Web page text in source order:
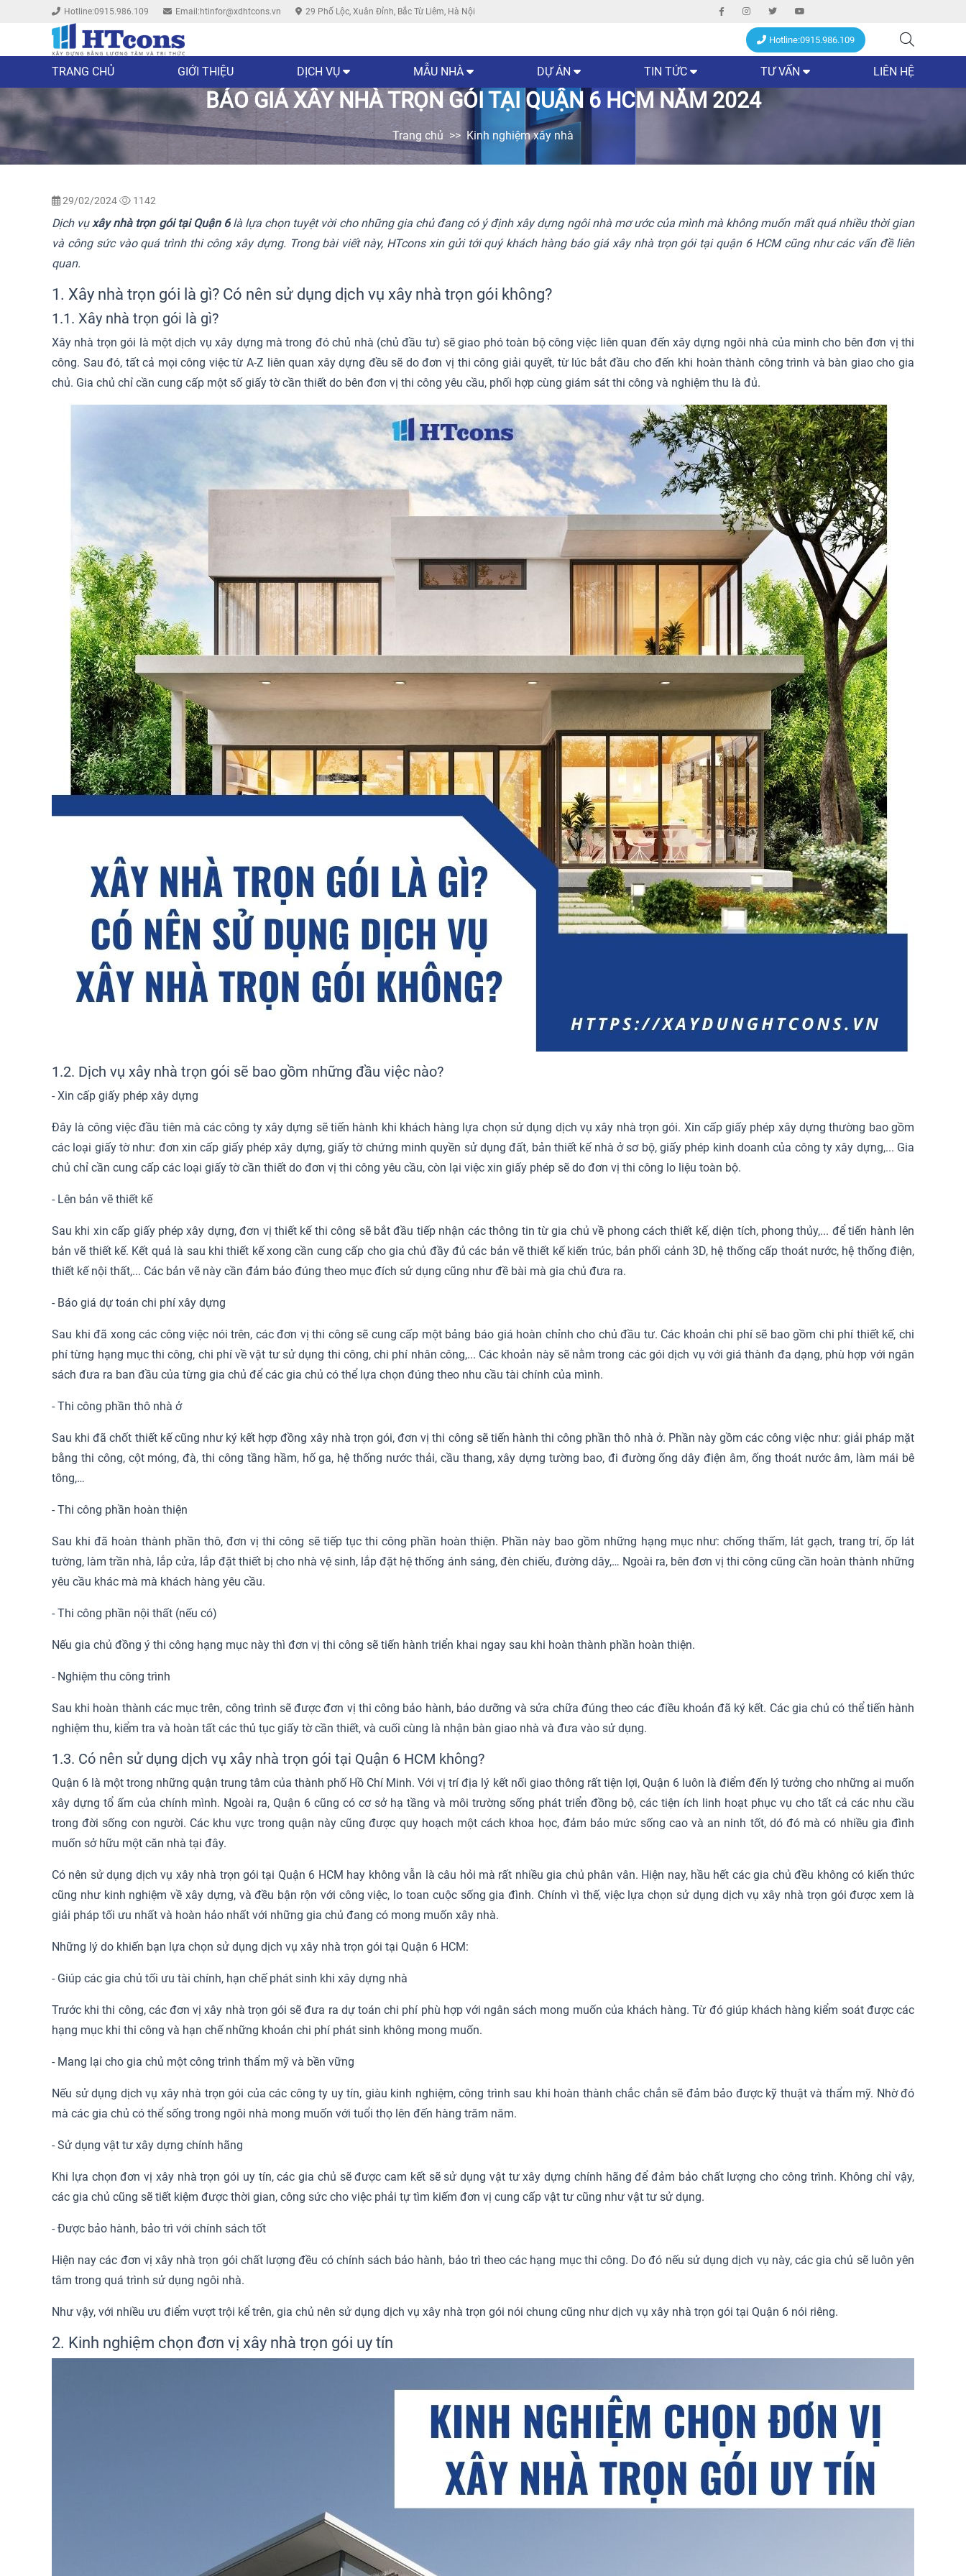
Hotline:0915.986.109 Email:htinfor@xdhtcons.vn 29 Phố Lộc, Xuân Đỉnh, Bắc Từ Liêm, Hà Nội
Hotline:0915.986.109
TRANG CHỦ GIỚI THIỆU DỊCH VỤ MẪU NHÀ DỰ ÁN TIN TỨC TƯ VẤN LIÊN HỆ
BÁO GIÁ XÂY NHÀ TRỌN GÓI TẠI QUẬN 6 HCM NĂM 2024
Trang chủ Kinh nghiệm xây nhà
29/02/2024 1142
Dịch vụxây nhà trọn gói tại Quận 6là lựa chọn tuyệt vời cho những gia chủ đang có ý định xây dựng ngôi nhà mơ ước của mình mà không muốn mất quá nhiều thời gian
và công sức vào quá trình thi công xây dựng. Trong bài viết này, HTcons xin gửi tới quý khách hàng báo giá xây nhà trọn gói tại quận 6 HCM cũng như các vấn đề liên
quan.
1. Xây nhà trọn gói là gì? Có nên sử dụng dịch vụ xây nhà trọn gói không?
1.1. Xây nhà trọn gói là gì?
Xây nhà trọn gói là một dịch vụ xây dựng mà trong đó chủ nhà (chủ đầu tư) sẽ giao phó toàn bộ công việc liên quan đến xây dựng ngôi nhà của mình cho bên đơn vị thi
công. Sau đó, tất cả mọi công việc từ A-Z liên quan xây dựng đều sẽ do đơn vị thi công giải quyết, từ lúc bắt đầu cho đến khi hoàn thành công trình và bàn giao cho gia
chủ. Gia chủ chỉ cần cung cấp một số giấy tờ cần thiết do bên đơn vị thi công yêu cầu, phối hợp cùng giám sát thi công và nghiệm thu là đủ.
1.2. Dịch vụ xây nhà trọn gói sẽ bao gồm những đầu việc nào?
- Xin cấp giấy phép xây dựng
Đây là công việc đầu tiên mà các công ty xây dựng sẽ tiến hành khi khách hàng lựa chọn sử dụng dịch vụ xây nhà trọn gói. Xin cấp giấy phép xây dựng thường bao gồm
các loại giấy tờ như: đơn xin cấp giấy phép xây dựng, giấy tờ chứng minh quyền sử dụng đất, bản thiết kế nhà ở sơ bộ, giấy phép kinh doanh của công ty xây dựng,... Gia
chủ chỉ cần cung cấp các loại giấy tờ cần thiết do đơn vị thi công yêu cầu, còn lại việc xin giấy phép sẽ do đơn vị thi công lo liệu toàn bộ.
- Lên bản vẽ thiết kế
Sau khi xin cấp giấy phép xây dựng, đơn vị thiết kế thi công sẽ bắt đầu tiếp nhận các thông tin từ gia chủ về phong cách thiết kế, diện tích, phong thủy,... để tiến hành lên
bản vẽ thiết kế. Kết quả là sau khi thiết kế xong cần cung cấp cho gia chủ đầy đủ các bản vẽ thiết kế kiến trúc, bản phối cảnh 3D, hệ thống cấp thoát nước, hệ thống điện,
thiết kế nội thất,... Các bản vẽ này cần đảm bảo đúng theo mục đích sử dụng cũng như đề bài mà gia chủ đưa ra.
- Báo giá dự toán chi phí xây dựng
Sau khi đã xong các công việc nói trên, các đơn vị thi công sẽ cung cấp một bảng báo giá hoàn chỉnh cho chủ đầu tư. Các khoản chi phí sẽ bao gồm chi phí thiết kế, chi
phí từng hạng mục thi công, chi phí về vật tư sử dụng thi công, chi phí nhân công,... Các khoản này sẽ nằm trong các gói dịch vụ với giá thành đa dạng, phù hợp với ngân
sách đưa ra ban đầu của từng gia chủ để các gia chủ có thể lựa chọn đúng theo nhu cầu tài chính của mình.
- Thi công phần thô nhà ở
Sau khi đã chốt thiết kế cũng như ký kết hợp đồng xây nhà trọn gói, đơn vị thi công sẽ tiến hành thi công phần thô nhà ở. Phần này gồm các công việc như: giải pháp mặt
bằng thi công, cột móng, đà, thi công tầng hầm, hố ga, hệ thống nước thải, cầu thang, xây dựng tường bao, đi đường ống dây điện âm, ống thoát nước âm, làm mái bê
tông,…
- Thi công phần hoàn thiện
Sau khi đã hoàn thành phần thô, đơn vị thi công sẽ tiếp tục thi công phần hoàn thiện. Phần này bao gồm những hạng mục như: chống thấm, lát gạch, trang trí, ốp lát
tường, làm trần nhà, lắp cửa, lắp đặt thiết bị cho nhà vệ sinh, lắp đặt hệ thống ánh sáng, đèn chiếu, đường dây,… Ngoài ra, bên đơn vị thi công cũng cần hoàn thành những
yêu cầu khác mà mà khách hàng yêu cầu.
- Thi công phần nội thất (nếu có)
Nếu gia chủ đồng ý thi công hạng mục này thì đơn vị thi công sẽ tiến hành triển khai ngay sau khi hoàn thành phần hoàn thiện.
- Nghiệm thu công trình
Sau khi hoàn thành các mục trên, công trình sẽ được đơn vị thi công bảo hành, bảo dưỡng và sửa chữa đúng theo các điều khoản đã ký kết. Các gia chủ có thể tiến hành
nghiệm thu, kiểm tra và hoàn tất các thủ tục giấy tờ cần thiết, và cuối cùng là nhận bàn giao nhà và đưa vào sử dụng.
1.3. Có nên sử dụng dịch vụ xây nhà trọn gói tại Quận 6 HCM không?
Quận 6 là một trong những quận trung tâm của thành phố Hồ Chí Minh. Với vị trí địa lý kết nối giao thông rất tiện lợi, Quận 6 luôn là điểm đến lý tưởng cho những ai muốn
xây dựng tổ ấm của chính mình. Ngoài ra, Quận 6 cũng có cơ sở hạ tầng và môi trường sống phát triển đồng bộ, các tiện ích linh hoạt phục vụ cho tất cả các nhu cầu
trong đời sống con người. Các khu vực trong quận này cũng được quy hoạch một cách khoa học, đảm bảo mức sống cao và an ninh tốt, dó đó mà có nhiều gia đình
muốn sở hữu một căn nhà tại đây.
Có nên sử dụng dịch vụ xây nhà trọn gói tại Quận 6 HCM hay không vẫn là câu hỏi mà rất nhiều gia chủ phân vân. Hiện nay, hầu hết các gia chủ đều không có kiến thức
cũng như kinh nghiệm về xây dựng, và đều bận rộn với công việc, lo toan cuộc sống gia đình. Chính vì thế, việc lựa chọn sử dụng dịch vụ xây nhà trọn gói được xem là
giải pháp tối ưu nhất và hoàn hảo nhất với những gia chủ đang có mong muốn xây nhà.
Những lý do khiến bạn lựa chọn sử dụng dịch vụ xây nhà trọn gói tại Quận 6 HCM:
- Giúp các gia chủ tối ưu tài chính, hạn chế phát sinh khi xây dựng nhà
Trước khi thi công, các đơn vị xây nhà trọn gói sẽ đưa ra dự toán chi phí phù hợp với ngân sách mong muốn của khách hàng. Từ đó giúp khách hàng kiểm soát được các
hạng mục khi thi công và hạn chế những khoản chi phí phát sinh không mong muốn.
- Mang lại cho gia chủ một công trình thẩm mỹ và bền vững
Nếu sử dụng dịch vụ xây nhà trọn gói của các công ty uy tín, giàu kinh nghiệm, công trình sau khi hoàn thành chắc chắn sẽ đảm bảo được kỹ thuật và thẩm mỹ. Nhờ đó
mà các gia chủ có thể sống trong ngôi nhà mong muốn với tuổi thọ lên đến hàng trăm năm.
- Sử dụng vật tư xây dựng chính hãng
Khi lựa chọn đơn vị xây nhà trọn gói uy tín, các gia chủ sẽ được cam kết sẽ sử dụng vật tư xây dựng chính hãng để đảm bảo chất lượng cho công trình. Không chỉ vậy,
các gia chủ cũng sẽ tiết kiệm được thời gian, công sức cho việc phải tự tìm kiếm đơn vị cung cấp vật tư cũng như vật tư sử dụng.
- Được bảo hành, bảo trì với chính sách tốt
Hiện nay các đơn vị xây nhà trọn gói chất lượng đều có chính sách bảo hành, bảo trì theo các hạng mục thi công. Do đó nếu sử dụng dịch vụ này, các gia chủ sẽ luôn yên
tâm trong quá trình sử dụng ngôi nhà.
Như vậy, với nhiều ưu điểm vượt trội kể trên, gia chủ nên sử dụng dịch vụ xây nhà trọn gói nói chung cũng như dịch vụ xây nhà trọn gói tại Quận 6 nói riêng.
2. Kinh nghiệm chọn đơn vị xây nhà trọn gói uy tín